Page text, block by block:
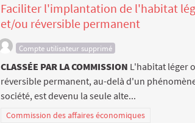
Faciliter l'implantation de l'habitat
et/ou réversible permanent
Compte utilisateur supprimé
CLASSÉE PAR LA COMMISSION L'habitat léger
réversible permanent, au-delà d'un
société, est devenu la seule alte...
Commission des affaires économiques